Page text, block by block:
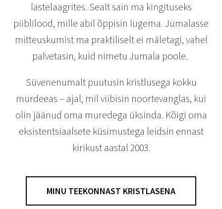
lastelaagrites. Sealt sain ma kingituseks
piiblilood, mille abil õppisin lugema. Jumalasse
mitteuskumist ma praktiliselt ei mäletagi, vahel
palvetasin, kuid nimetu Jumala poole.
Süvenenumalt puutusin kristlusega kokku
murdeeas – ajal, mil viibisin noortevanglas, kui
olin jäänud oma muredega üksinda. Kõigi oma
eksistentsiaalsete küsimustega leidsin ennast
kirikust aastal 2003.
MINU TEEKONNAST KRISTLASENA